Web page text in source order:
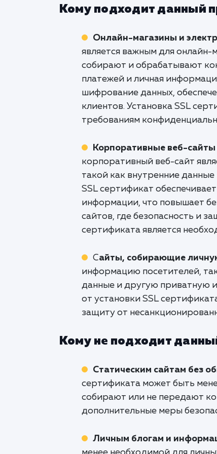
Кому подходит данный
Онлайн-магазины и
является важным для
собирают и обрабатывают
платежей и личная
шифрование данных,
клиентов. Установка SSL
требованиям
Корпоративные веб-
корпоративный веб-сайт
такой как внутренние
SSL сертификат
информации, что повышает
сайтов, где безопасность и
сертификата является
Сайты, собирающие
информацию посетителей,
данные и другую приватную
от установки SSL
защиту от
Кому не подходит
Статическим сайтам без
сертификата может быть
собирают или не передают
дополнительные меры
Личным блогам и